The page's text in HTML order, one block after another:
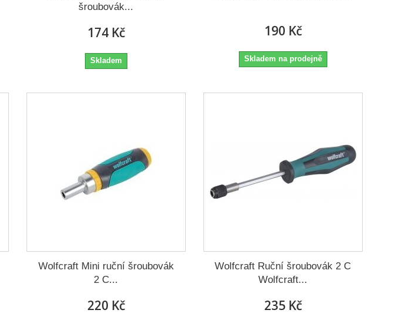
šroubovák...
174 Kč
Skladem
190 Kč
Skladem na prodejně
Wolfcraft Mini ruční šroubovák
2 C...
220 Kč
Wolfcraft Ruční šroubovák 2 C
Wolfcraft...
235 Kč